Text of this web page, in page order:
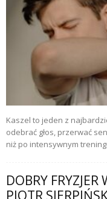
Kaszel to jeden z
odebrać głos, przerwać
niż po intensywnym
DOBRY